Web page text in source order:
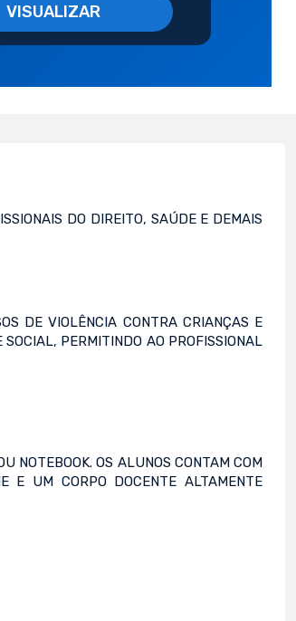
VISUALIZAR
DO DIREITO, SAÚDE E DEMAIS
DE VIOLÊNCIA CONTRA CRIANÇAS E
PERMITINDO AO PROFISSIONAL
NOTEBOOK. OS ALUNOS CONTAM COM
E UM CORPO DOCENTE ALTAMENTE